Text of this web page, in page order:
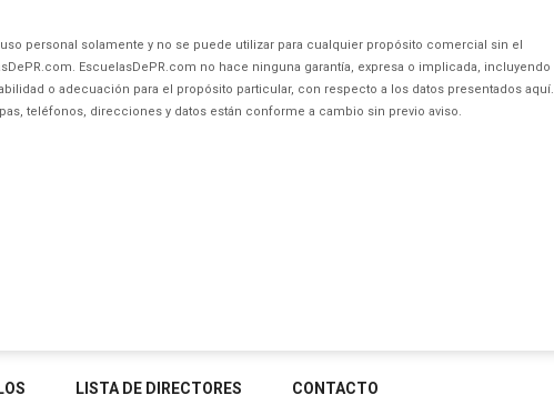
personal solamente y no se puede utilizar para cualquier propósito comercial sin el
EscuelasDePR.com no hace ninguna garantía, expresa o implicada, incluyendo
o adecuación para el propósito particular, con respecto a los datos presentados aquí.
teléfonos, direcciones y datos están conforme a cambio sin previo aviso.
LISTA DE DIRECTORES CONTACTO